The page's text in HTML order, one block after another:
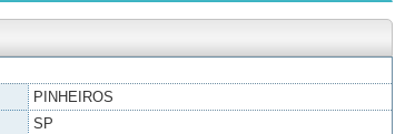
PINHEIROS
SP